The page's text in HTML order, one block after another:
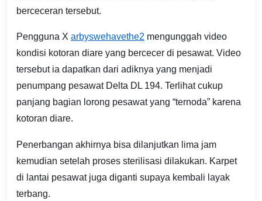
berceceran tersebut.
Pengguna X arbyswehavethe2 mengunggah video
kondisi kotoran diare yang bercecer di pesawat. Video
tersebut ia dapatkan dari adiknya yang menjadi
penumpang pesawat Delta DL 194. Terlihat cukup
panjang bagian lorong pesawat yang “ternoda” karena
kotoran diare.
Penerbangan akhirnya bisa dilanjutkan lima jam
kemudian setelah proses sterilisasi dilakukan. Karpet
di lantai pesawat juga diganti supaya kembali layak
terbang.